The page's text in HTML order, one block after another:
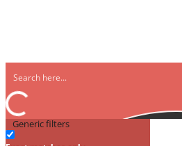
Generic filters